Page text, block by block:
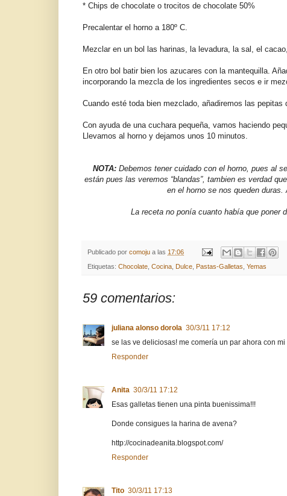
* Chips de chocolate o trocitos de chocolate 50%
Precalentar el horno a 180º C.
Mezclar en un bol las harinas, la levadura, la sal, el
En otro bol batir bien los azucares con la mantequilla.
incorporando la mezcla de los ingredientes secos e ir
Cuando esté toda bien mezclado, añadiremos las
Con ayuda de una cuchara pequeña, vamos haciendo
Llevamos al horno y dejamos unos 10 minutos.
NOTA: Debemos tener cuidado con el horno, pues al
están pues las veremos “blandas”, tambien es verdad
en el horno se nos queden
La receta no ponía cuanto había que poner
Publicado por comoju a las 17:06
Etiquetas: Chocolate Cocina Dulce Pastas-Galletas Yemas
59 comentarios:
juliana alonso dorola 30/3/11 17:12
se las ve deliciosas! me comería un par ahora con mi
Responder
Anita 30/3/11 17:12
Esas galletas tienen una pinta buenissima!!!
Donde consigues la harina de avena?
http://cocinadeanita.blogspot.com/
Responder
Tito 30/3/11 17:13